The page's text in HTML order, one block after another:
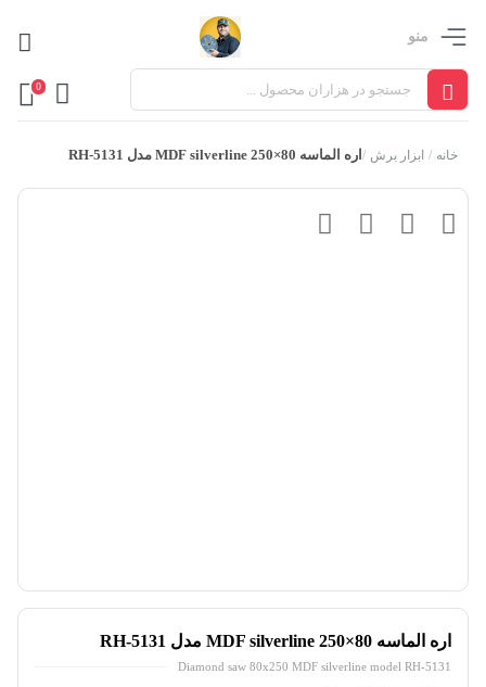
منو
0
خانه / ابزار برش /اره الماسه 80×250 MDF silverline مدل RH-5131
اره الماسه 80×250 MDF silverline مدل RH-5131
Diamond saw 80x250 MDF silverline model RH-5131